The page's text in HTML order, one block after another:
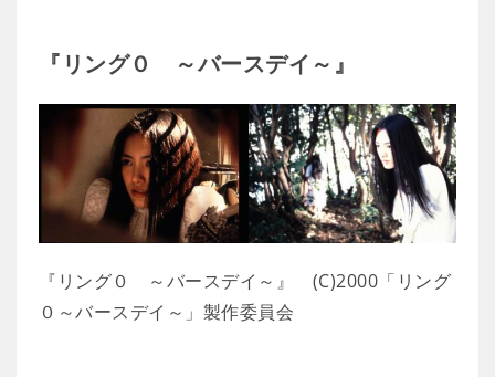
『リング０ ～バースデイ～』
『リング０ ～バースデイ～』 (C)2000「リング
０～バースデイ～」製作委員会